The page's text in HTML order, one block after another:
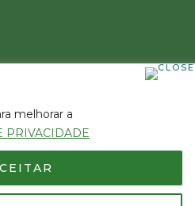
melhorar a
PRIVACIDADE
os direitos reservados